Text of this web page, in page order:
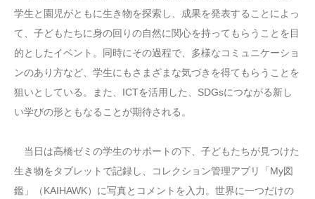
学生と園児がともに生き物を探索し、成果を発表することによっ
て、子どもたちに身の回りの自然に関心を持ってもらうことを目
的としたイベント。同時にその過程で、多様なコミュニケーショ
ンのあり方など、学生にもさまざまな気づきを得てもらうことを
狙いとしている。また、ICTを活用した、SDGsにつながる新し
い学びの形ともなることが期待される。
当日は高橋ゼミの学生のサポートの下、子どもたちが見つけた
生き物をタブレットで記録し、コレクション管理アプリ「My図
鑑」（KAIHAWK）に写真とコメントを入力。世界に一つだけの